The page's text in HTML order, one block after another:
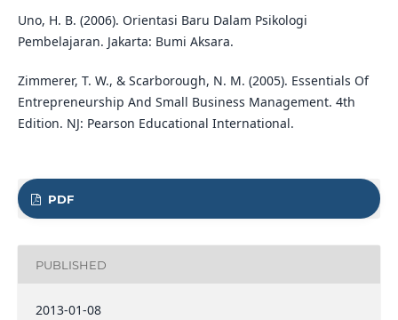
Uno, H. B. (2006). Orientasi Baru Dalam Psikologi
Pembelajaran. Jakarta: Bumi Aksara.
Zimmerer, T. W., & Scarborough, N. M. (2005). Essentials Of
Entrepreneurship And Small Business Management. 4th
Edition. NJ: Pearson Educational International.
PDF
PUBLISHED
2013-01-08